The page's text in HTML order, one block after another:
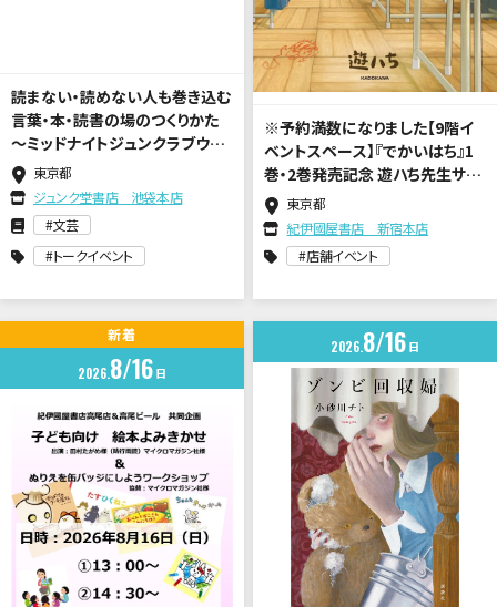
読まない・読めない人も巻き込む
言葉・本・読書の場のつくりかた
～ミッドナイトジュンクラブウィ
ーク東京都
ジュンク堂書店 池袋本店
文芸
トークイベント
※予約満数になりました【9階イ
ベントスペース】『でかいはち』1
巻・2巻発売記念 遊ハち先生サイ
ン会東京都
紀伊國屋書店 新宿本店
店舗イベント
新着
20268 16 日
2026 8 16 日